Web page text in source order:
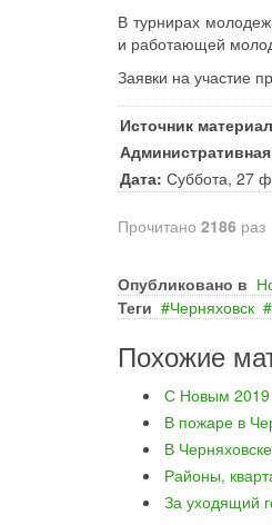
В турнирах
и работающей
Заявки на участие
Источник
Дата: Суббота, 27
Прочитано 2186 раз
Опубликовано в
Теги
Черняховск
Похожие
С Новым 2019
В пожаре в
В
Районы,
За уходящий